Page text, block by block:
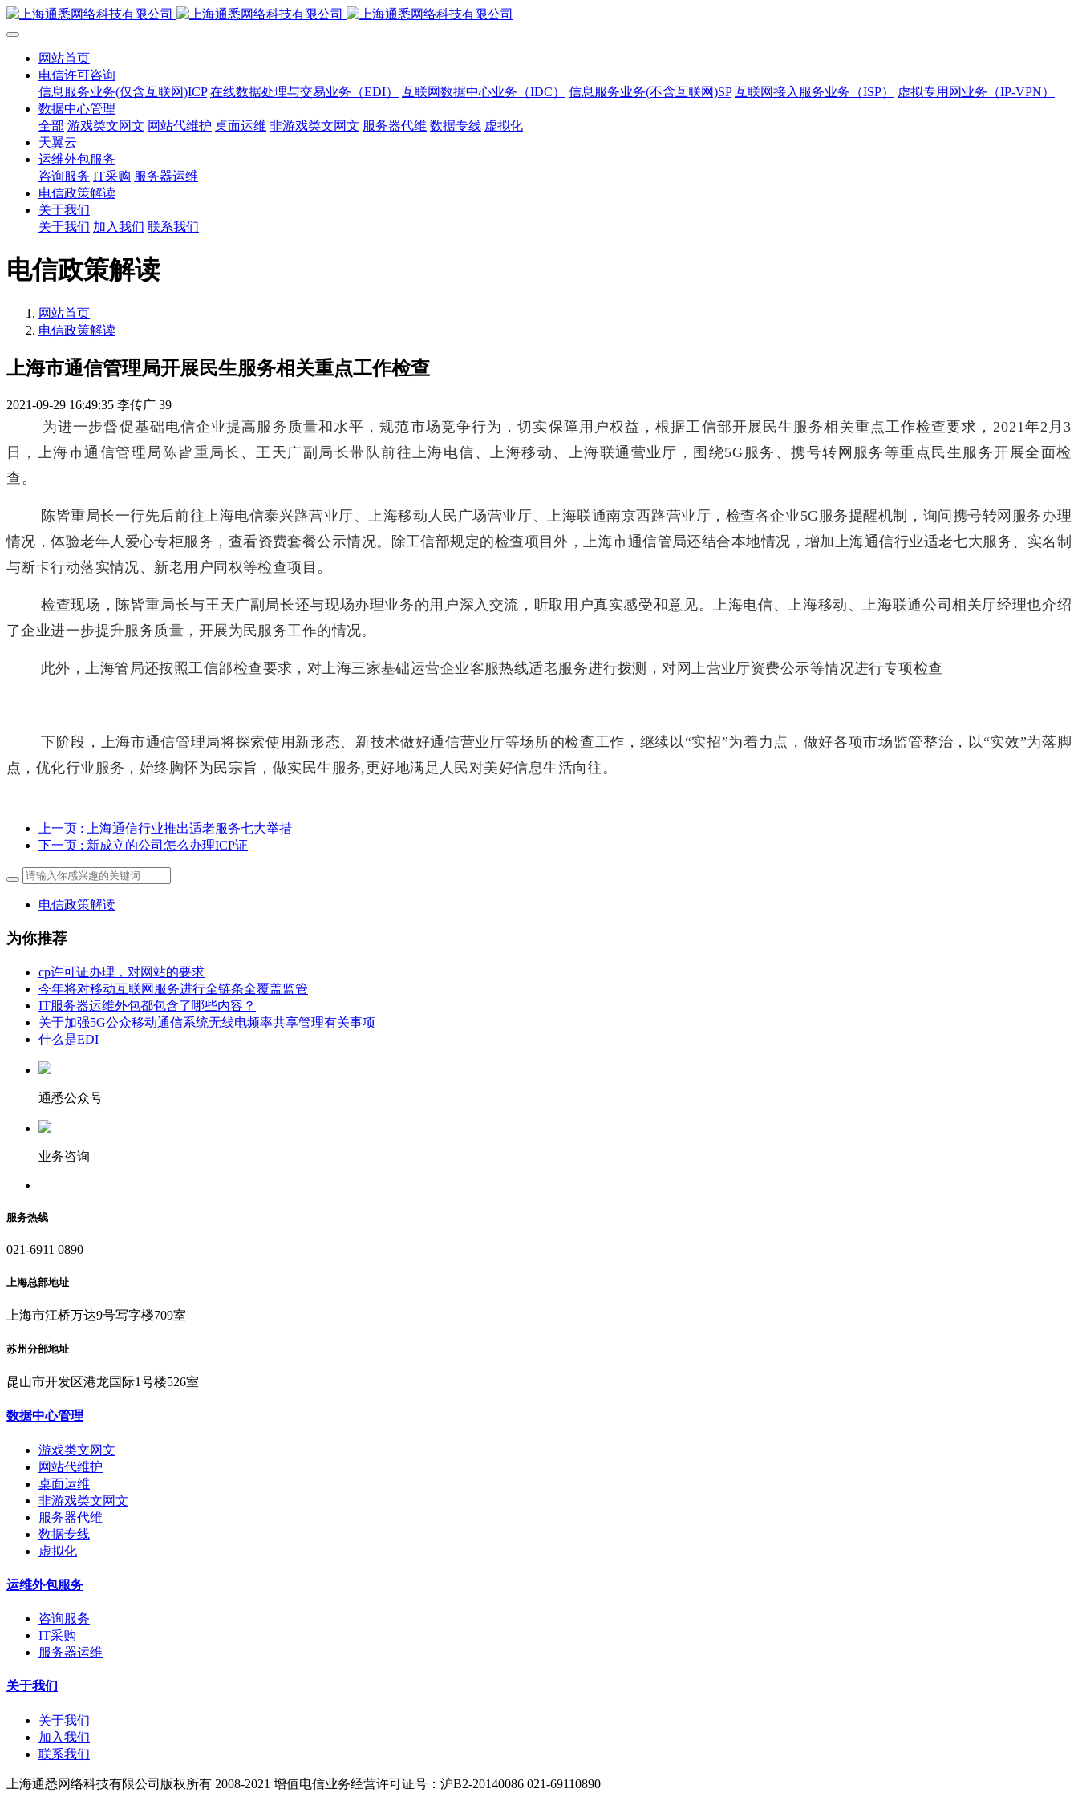
网站首页
电信许可咨询
信息服务业务(仅含互联网)ICP 在线数据处理与交易业务（EDI） 互联网数据中心业务（IDC） 信息服务业务(不含互联网)SP 互联网接入服务业务（ISP）
虚拟专用网业务（IP-VPN）
数据中心管理
全部 游戏类文网文 网站代维护 桌面运维 非游戏类文网文 服务器代维 数据专线 虚拟化
天翼云
运维外包服务
咨询服务 IT采购 服务器运维
电信政策解读
关于我们
关于我们 加入我们 联系我们
电信政策解读
网站首页
电信政策解读
上海市通信管理局开展民生服务相关重点工作检查
2021-09-29 16:49:35 李传广 39
为进一步督促基础电信企业提高服务质量和水平，规范市场竞争行为，切实保障用户权益，根据工信部开展民生服务相关重点工作检查要求，2021年2月3
日，上海市通信管理局陈皆重局长、王天广副局长带队前往上海电信、上海移动、上海联通营业厅，围绕5G服务、携号转网服务等重点民生服务开展全面检
查。
陈皆重局长一行先后前往上海电信泰兴路营业厅、上海移动人民广场营业厅、上海联通南京西路营业厅，检查各企业5G服务提醒机制，询问携号转网服务办理
情况，体验老年人爱心专柜服务，查看资费套餐公示情况。除工信部规定的检查项目外，上海市通信管局还结合本地情况，增加上海通信行业适老七大服务、实名制
与断卡行动落实情况、新老用户同权等检查项目。
检查现场，陈皆重局长与王天广副局长还与现场办理业务的用户深入交流，听取用户真实感受和意见。上海电信、上海移动、上海联通公司相关厅经理也介绍
了企业进一步提升服务质量，开展为民服务工作的情况。
此外，上海管局还按照工信部检查要求，对上海三家基础运营企业客服热线适老服务进行拨测，对网上营业厅资费公示等情况进行专项检查
下阶段，上海市通信管理局将探索使用新形态、新技术做好通信营业厅等场所的检查工作，继续以“实招”为着力点，做好各项市场监管整治，以“实效”为落脚
点，优化行业服务，始终胸怀为民宗旨，做实民生服务,更好地满足人民对美好信息生活向往。
上一页 : 上海通信行业推出适老服务七大举措
下一页 : 新成立的公司怎么办理ICP证
电信政策解读
为你推荐
cp许可证办理，对网站的要求
今年将对移动互联网服务进行全链条全覆盖监管
IT服务器运维外包都包含了哪些内容？
关于加强5G公众移动通信系统无线电频率共享管理有关事项
什么是EDI
通悉公众号
业务咨询
服务热线
021-6911 0890
上海总部地址
上海市江桥万达9号写字楼709室
苏州分部地址
昆山市开发区港龙国际1号楼526室
数据中心管理
游戏类文网文
网站代维护
桌面运维
非游戏类文网文
服务器代维
数据专线
虚拟化
运维外包服务
咨询服务
IT采购
服务器运维
关于我们
关于我们
加入我们
联系我们
上海通悉网络科技有限公司版权所有 2008-2021 增值电信业务经营许可证号：沪B2-20140086 021-69110890